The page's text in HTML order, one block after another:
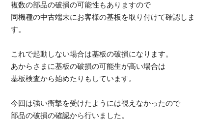
複数の部品の破損の可能性もありますので
同機種の中古端末にお客様の基板を取り付けて確認しま
す。
これで起動しない場合は基板の破損になります。
あからさまに基板の破損の可能生が高い場合は
基板検査から始めたりもしています。
今回は強い衝撃を受けたようには視えなかったので
部品の破損の確認から行いました。